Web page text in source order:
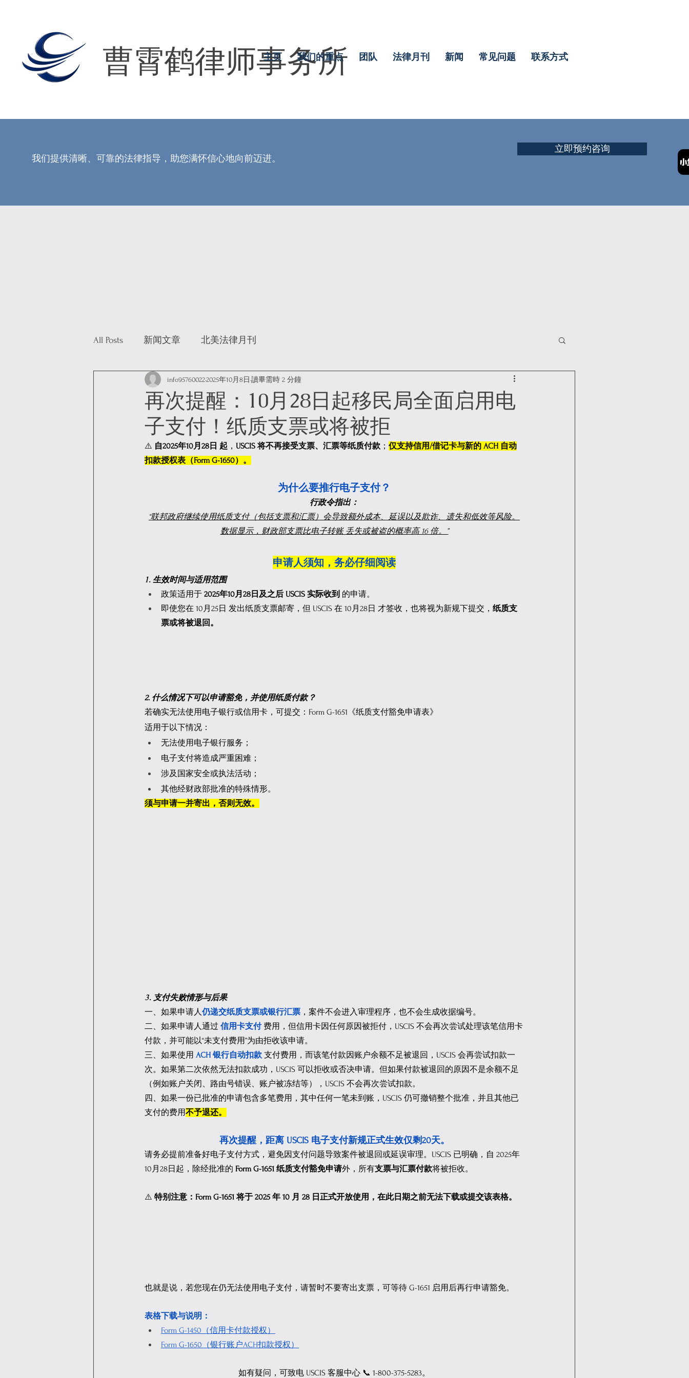
曹霄鹤律师事务所
主页 我们的重点 团队 法律月刊 新闻 常见问题 联系方式
我们提供清晰、可靠的法律指导，助您满怀信心地向前迈进。
立即预约咨询
All Posts 新闻文章 北美法律月刊
再次提醒：10月28日起移民局全面启用电
子支付！纸质支票或将被拒
info957600222025年10月8日 讀畢需時 2 分鐘
⚠️ 自2025年10月28日 起 ， USCIS 将不再接受支票、汇票等纸质付款 ； 仅支持信用/借记卡与新的 ACH 自动
扣款授权表（Form G-1650）。
为什么要推行电子支付？
行政令指出：
“联邦政府继续使用纸质支付（包括支票和汇票）会导致额外成本、延误以及欺诈、遗失和低效等风险。
数据显示，财政部支票比电子转账 丢失或被盗的概率高 16 倍。”
申请人须知，务必仔细阅读
1. 生效时间与适用范围
政策适用于 2025年10月28日及之后 USCIS 实际收到 的申请。
即使您在 10月25日 发出纸质支票邮寄，但 USCIS 在 10月28日 才签收，也将视为新规下提交， 纸质支
票或将被退回。
2. 什么情况下可以申请豁免，并使用纸质付款？
若确实无法使用电子银行或信用卡，可提交：Form G-1651《纸质支付豁免申请表》
适用于以下情况：
无法使用电子银行服务；
电子支付将造成严重困难；
涉及国家安全或执法活动；
其他经财政部批准的特殊情形。
须与申请一并寄出，否则无效。
3. 支付失败情形与后果
一、如果申请人仍递交纸质支票或银行汇票 ，案件不会进入审理程序，也不会生成收据编号。
二、如果申请人通过 信用卡支付 费用，但信用卡因任何原因被拒付，USCIS 不会再次尝试处理该笔信用卡
付款，并可能以“未支付费用”为由拒收该申请。
三、如果使用 ACH 银行自动扣款 支付费用，而该笔付款因账户余额不足被退回，USCIS 会再尝试扣款一
次。如果第二次依然无法扣款成功，USCIS 可以拒收或否决申请。但如果付款被退回的原因不是余额不足
（例如账户关闭、路由号错误、账户被冻结等），USCIS 不会再次尝试扣款。
四、如果一份已批准的申请包含多笔费用，其中任何一笔未到账，USCIS 仍可撤销整个批准，并且其他已
支付的费用不予退还。
再次提醒，距离 USCIS 电子支付新规正式生效仅剩20天。
请务必提前准备好电子支付方式，避免因支付问题导致案件被退回或延误审理。USCIS 已明确，自 2025年
10月28日起，除经批准的 Form G-1651 纸质支付豁免申请外，所有支票与汇票付款将被拒收。
⚠️ 特别注意：Form G-1651 将于 2025 年 10 月 28 日正式开放使用，在此日期之前无法下载或提交该表格。
也就是说，若您现在仍无法使用电子支付，请暂时不要寄出支票，可等待 G-1651 启用后再行申请豁免。
表格下载与说明：
Form G-1450（信用卡付款授权）
Form G-1650（银行账户ACH扣款授权）
如有疑问，可致电 USCIS 客服中心 📞 1-800-375-5283。